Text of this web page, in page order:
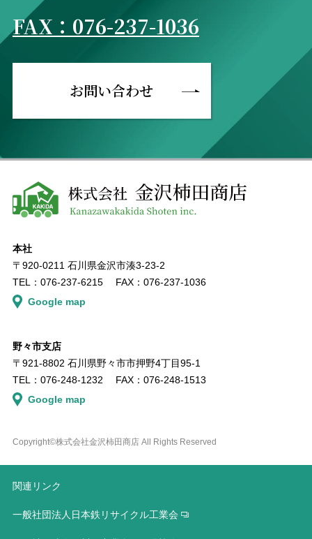
FAX：076-237-1036
お問い合わせ
本社
〒920-0211 ⽯川県⾦沢市湊3-23-2
TEL：076-237-6215 FAX：076-237-1036
Google map
野々市⽀店
〒921-8802 ⽯川県野々市市押野4丁⽬95-1
TEL：076-248-1232 FAX：076-248-1513
Google map
Copyright©株式会社⾦沢柿⽥商店 All Rights Reserved
関連リンク
⼀般社団法⼈⽇本鉄リサイクル⼯業会